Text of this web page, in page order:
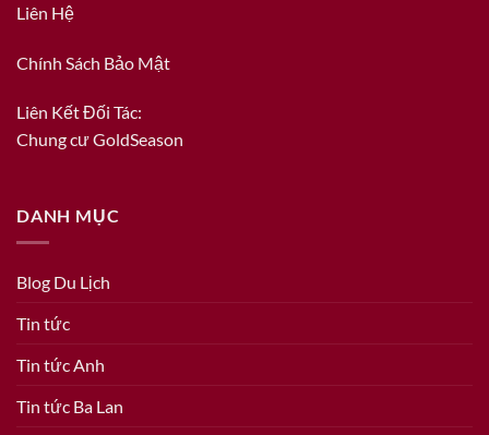
Liên Hệ
Chính Sách Bảo Mật
Liên Kết Đối Tác:
Chung cư GoldSeason
DANH MỤC
Blog Du Lịch
Tin tức
Tin tức Anh
Tin tức Ba Lan